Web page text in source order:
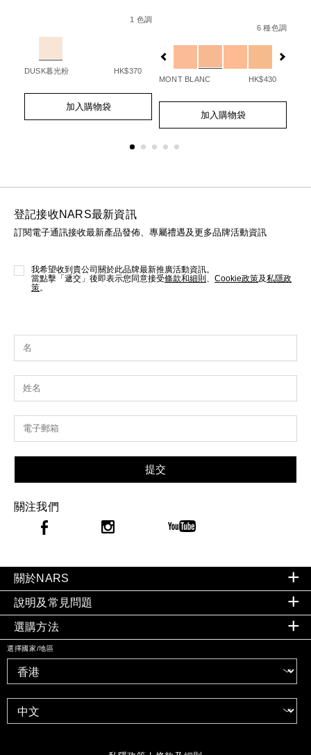
reflecting%E2%84%A2-
1 色調
Variations
DUSK暮光粉 HK$370
Add
options
Product
加入購物袋
6 種色調
Variations
MONT BLANC HK$430
Add
options
Product
加入購物袋
登記接收NARS最新資訊
訂閱電子通訊接收最新產品發佈、專屬禮遇及更多品牌活動資訊
我希望收到貴公司關於此品牌最新推廣活動資訊。
當點擊「遞交」後即表示您同意接受條款和細則 、 Cookie政策及私隱政
策。
提交
關注我們
關於NARS
說明及常見問題
選購方法
選擇國家/地區